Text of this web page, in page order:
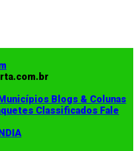
Blogs & Colunas
Classificados Fale